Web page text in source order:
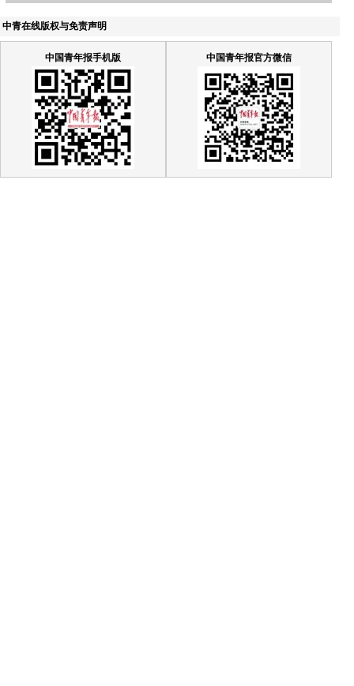
中青在线版权与免责声明
中国青年报手机版 中国青年报官方微信